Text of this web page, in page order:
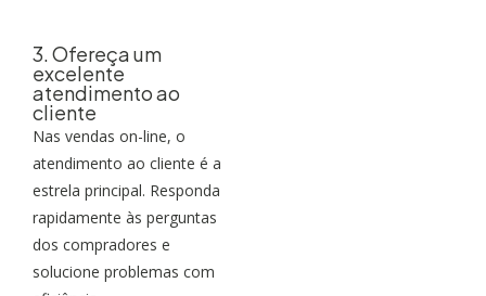
3. Ofereça um
excelente
atendimento ao
cliente
Nas vendas on-line, o
atendimento ao cliente é a
estrela principal. Responda
rapidamente às perguntas
dos compradores e
solucione problemas com